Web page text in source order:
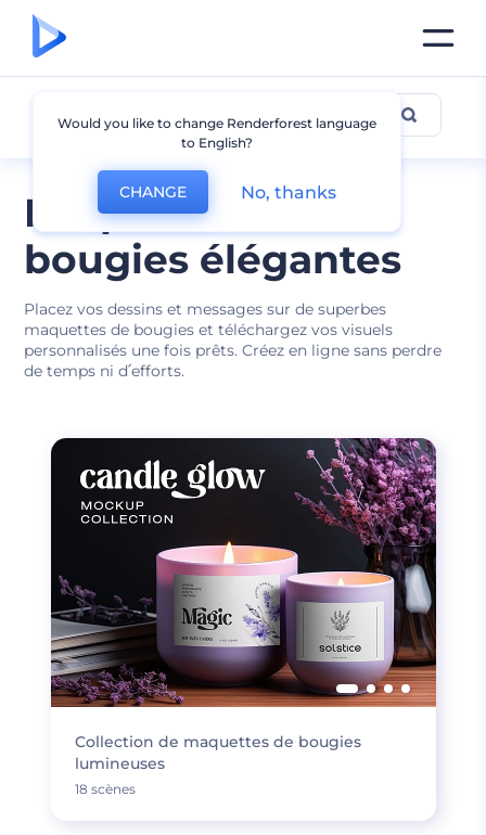
Maquettes de
bougies élégantes
Placez vos dessins et messages sur de superbes
maquettes de bougies et téléchargez vos visuels
personnalisés une fois prêts. Créez en ligne sans perdre
de temps ni d՛efforts.
Maquette de bougie
Collection de maquettes de bougies
lumineuses
18 scènes
Would you like to change Renderforest language
to English?
CHANGE No, thanks